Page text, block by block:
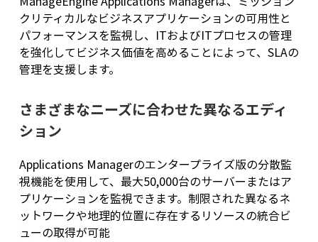
クリティカルなビジネスアプリケーションの可用性と
パフォーマンスを監視し、ITおよびITプロセスの管理
を強化してビジネス価値を高めることによって、SLAの
管理を支援します。
さまざまなニーズに合わせた異なるエディ
ション
Applications Managerのエンタープライズ版の分散監
視機能を使用して、最大50,000台のサーバーまたはア
プリケーションを監視できます。制限された異なるネ
ットワークや地理的位置に存在するリソースの統合ビ
ューの取得が可能